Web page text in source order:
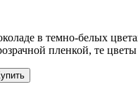
в темно-белых
пленкой, те